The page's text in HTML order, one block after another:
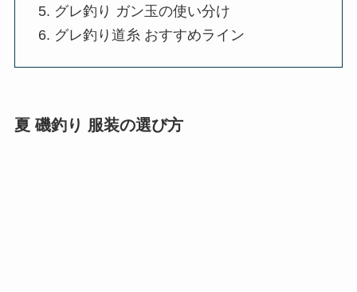
グレ釣り ガン玉の使い分け
グレ釣り道糸 おすすめライン
夏 磯釣り 服装の選び方